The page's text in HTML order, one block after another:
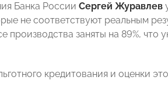
Банка России Сергей Журавлев
не соответствуют реальным
заняты на 89%, что
кредитования и оценки